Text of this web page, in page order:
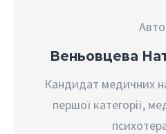
Веньовцева
Кандидат медичних
першої категорії,